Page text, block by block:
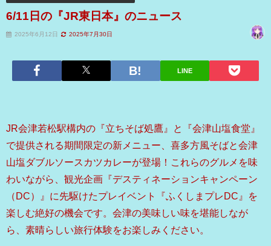
6/11日の『JR東日本』のニュース
2025年6月12日 2025年7月30日
LINE
JR会津若松駅構内の『立ちそば処鷹』と『会津山塩食堂』
で提供される期間限定の新メニュー、喜多方風そばと会津
山塩ダブルソースカツカレーが登場！これらのグルメを味
わいながら、観光企画『デスティネーションキャンペーン
（DC）』に先駆けたプレイベント『ふくしまプレDC』を
楽しむ絶好の機会です。会津の美味しい味を堪能しなが
ら、素晴らしい旅行体験をお楽しみください。